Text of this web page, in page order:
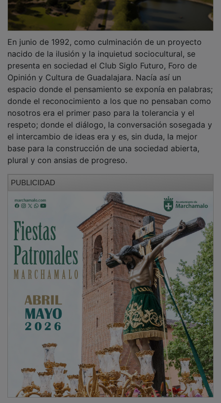
nacido de la ilusión y la inquietud sociocultural, se
presenta en sociedad el Club Siglo Futuro, Foro de
Opinión y Cultura de Guadalajara. Nacía así un
espacio donde el pensamiento se exponía en palabras;
donde el reconocimiento a los que no pensaban como
nosotros era el primer paso para la tolerancia y el
respeto; donde el diálogo, la conversación sosegada y
el intercambio de ideas era y es, sin duda, la mejor
base para la construcción de una sociedad abierta,
plural y con ansias de progreso.